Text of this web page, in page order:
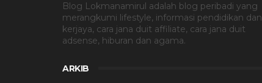
Blog Lokmanamirul adalah blog peribadi yang
merangkumi lifestyle, informasi pendidikan dan
kerjaya, cara jana duit affiliate, cara jana duit
adsense, hiburan dan agama.
ARKIB